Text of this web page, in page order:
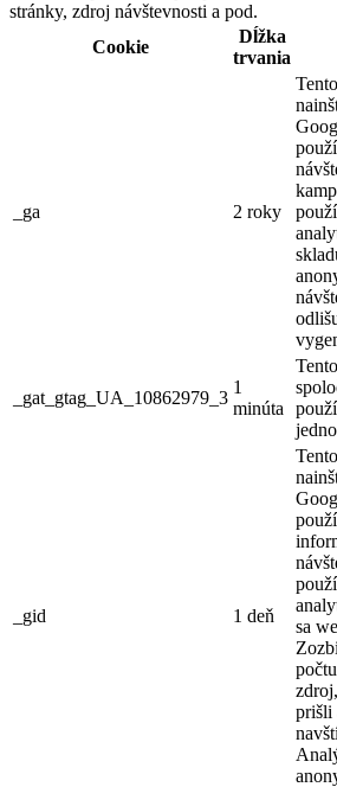
stránky, zdroj návštevnosti a pod.
Cookie
Dĺžka
trvania
_ga 2 roky
_gat_gtag_UA_10862979_3
1
minúta
_gid 1 deň
sa
prišli